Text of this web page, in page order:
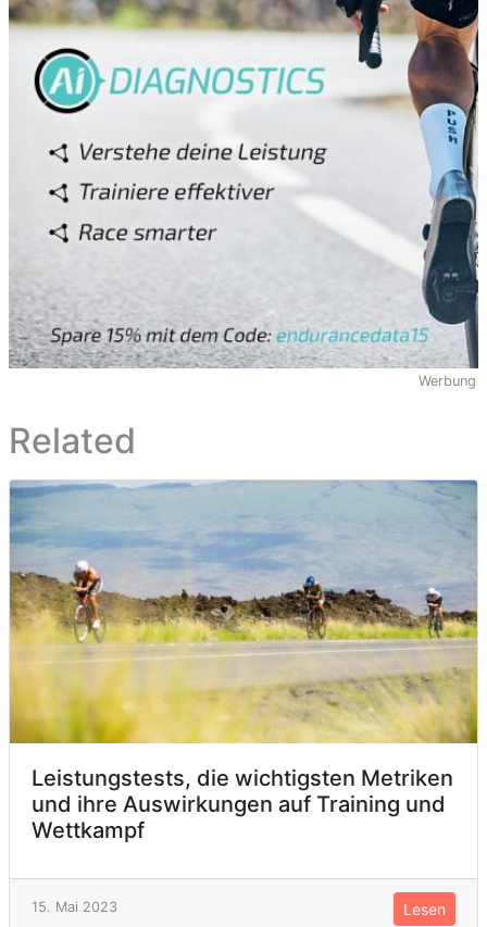
Werbung
Related
Leistungstests, die wichtigsten Metriken
und ihre Auswirkungen auf Training und
Wettkampf
15. Mai 2023 Lesen